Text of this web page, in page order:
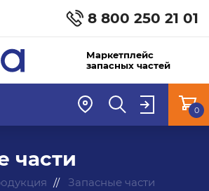
8 800 250 21 01
Маркетплейс
запасных частей
0
части
Запасные части